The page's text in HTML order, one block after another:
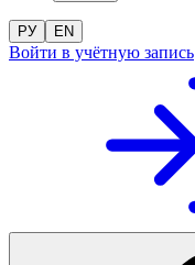
РУ EN
Войти в учётную запись